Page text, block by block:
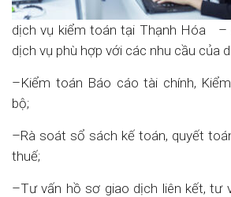
dịch vụ kiểm toán tại Thạnh Hóa –
dịch vụ phù hợp với các nhu cầu của
–Kiểm toán Báo cáo tài chính,
bộ;
–Rà soát sổ sách kế toán, quyết
thuế;
–Tư vấn hồ sơ giao dịch liên kết, tư